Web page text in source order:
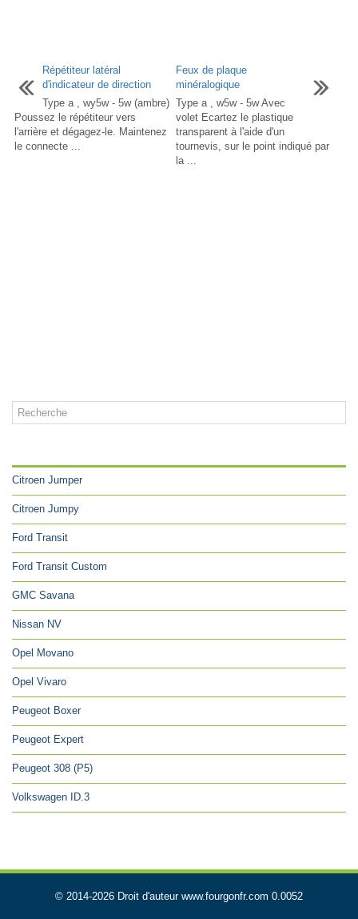
Répétiteur latéral
d'indicateur de direction
Type a , wy5w - 5w (ambre)
Poussez le répétiteur vers
l'arrière et dégagez-le. Maintenez
le connecte ...
Feux de plaque
minéralogique
Type a , w5w - 5w Avec
volet Ecartez le plastique
transparent à l'aide d'un
tournevis, sur le point indiqué par
la ...
Citroen Jumper
Citroen Jumpy
Ford Transit
Ford Transit Custom
GMC Savana
Nissan NV
Opel Movano
Opel Vivaro
Peugeot Boxer
Peugeot Expert
Peugeot 308 (P5)
Volkswagen ID.3
© 2014-2026 Droit d'auteur www.fourgonfr.com 0.0052